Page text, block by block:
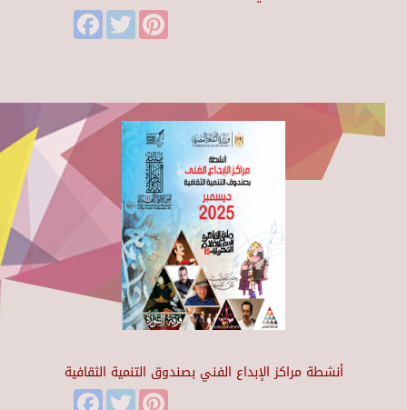
FacebookTwitter
أنشطة مراكز الإبداع الفني بصندوق التنمية الثقافية
FacebookTwitter